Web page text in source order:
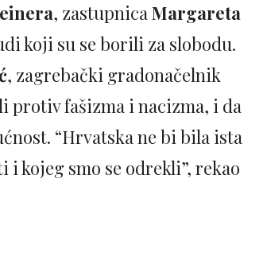
, zastupnicaMargareta
koji su se borili za slobodu.
, zagrebački gradonačelnik
protiv fašizma i nacizma, i da
“Hrvatska ne bi bila ista
kojeg smo se odrekli”, rekao